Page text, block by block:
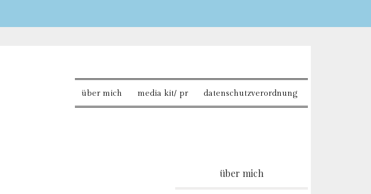
über mich media kit/ pr datenschutzverordnung
über mich